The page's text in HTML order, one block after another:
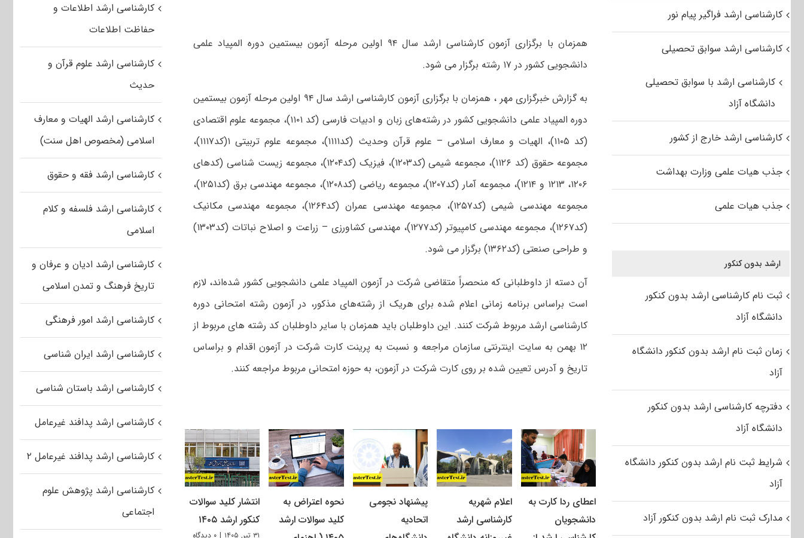
همزمان با برگزاری آزمون کارشناسی ارشد سال ۹۴ اولین مرحله آزمون بیستمین دوره المپیاد علمی
دانشجویی کشور در ۱۷ رشته برگزار می شود.
به گزارش خبرگزاری مهر ، همزمان با برگزاری آزمون کارشناسی ارشد سال ۹۴ اولین مرحله آزمون بیستمین
دوره المپیاد علمی دانشجویی کشور در رشته‌های زبان و ادبیات فارسی (کد ۱۱۰۱)، مجموعه علوم اقتصادی
(کد ۱۱۰۵)، الهیات و معارف اسلامی – علوم قرآن وحدیث (کد۱۱۱۱)، مجموعه علوم تربیتی ۱(کد۱۱۱۷)،
مجموعه حقوق (کد ۱۱۲۶)، مجموعه شیمی (کد۱۲۰۳)، فیزیک (کد۱۲۰۴)، مجموعه زیست شناسی (کدهای
۱۲۰۶، ۱۲۱۳ و ۱۲۱۴)، مجموعه آمار (کد۱۲۰۷)، مجموعه ریاضی (کد۱۲۰۸)، مجموعه مهندسی برق (کد۱۲۵۱)،
مجموعه مهندسی شیمی (کد۱۲۵۷)، مجموعه مهندسی عمران (کد۱۲۶۴)، مجموعه مهندسی مکانیک
(کد۱۲۶۷)، مجموعه مهندسی کامپیوتر (کد۱۲۷۷)، مهندسی کشاورزی – زراعت و اصلاح نباتات (کد۱۳۰۳)
و طراحی صنعتی (کد۱۳۶۲) برگزار می شود.
آن دسته از داوطلبانی که منحصراً متقاضی شرکت در آزمون المپیاد علمی دانشجویی کشور شده‌اند، لازم
است براساس برنامه زمانی اعلام شده برای هریک از رشته‌های مذکور، در آزمون رشته امتحانی دوره
کارشناسی ارشد مربوط شرکت کنند. این داوطلبان باید همزمان با سایر داوطلبان کد رشته های مربوط از
۱۲ بهمن به سایت اینترنتی سازمان مراجعه و نسبت به پرینت کارت شرکت در آزمون اقدام و براساس
تاریخ و آدرس تعیین شده بر روی کارت شرکت در آزمون، به حوزه امتحانی مربوط مراجعه کنند.
اعطای ردا کارت به
دانشجویان
اعلام شهریه
کارشناسی ارشد
پیشنهاد نجومی
اتحادیه
نحوه اعتراض به
کلید سوالات ارشد
انتشار کلید سوالات
کنکور ارشد ۱۴۰۵
۳۱ تیر, ۱۴۰۵ | ۰ دیدگاه
کارشناسی ارشد اطلاعات و
حفاظت اطلاعات
کارشناسی ارشد علوم قرآن و
حدیث
کارشناسی ارشد الهیات و معارف
اسلامی (مخصوص اهل سنت)
کارشناسی ارشد فقه و حقوق
کارشناسی ارشد فلسفه و کلام
اسلامی
کارشناسی ارشد ادیان و عرفان و
تاریخ فرهنگ و تمدن اسلامی
کارشناسی ارشد امور فرهنگی
کارشناسی ارشد ایران شناسی
کارشناسی ارشد باستان شناسی
کارشناسی ارشد پدافند غیرعامل
کارشناسی ارشد پدافند غیرعامل ۲
کارشناسی ارشد پژوهش علوم
اجتماعی
کارشناسی ارشد فراگیر پیام نور
کارشناسی ارشد سوابق تحصیلی
کارشناسی ارشد با سوابق تحصیلی
دانشگاه آزاد
کارشناسی ارشد خارج از کشور
جذب هیات علمی وزارت بهداشت
جذب هیات علمی
ارشد بدون کنکور
ثبت نام کارشناسی ارشد بدون کنکور
دانشگاه آزاد
زمان ثبت نام ارشد بدون کنکور دانشگاه
آزاد
دفترچه کارشناسی ارشد بدون کنکور
دانشگاه آزاد
شرایط ثبت نام ارشد بدون کنکور دانشگاه
آزاد
مدارک ثبت نام ارشد بدون کنکور آزاد